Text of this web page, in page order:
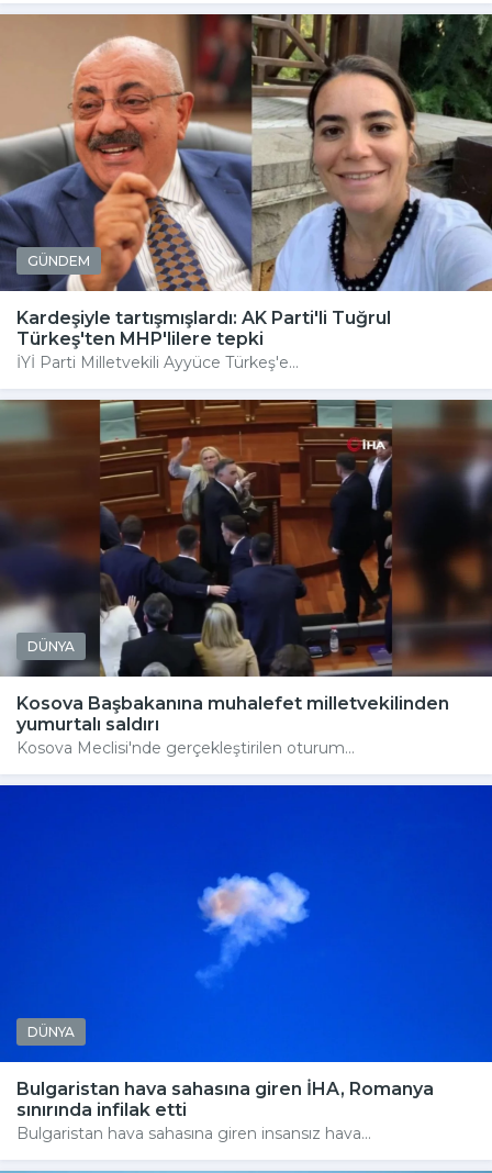
GÜNDEM
Kardeşiyle tartışmışlardı: AK Parti'li Tuğrul
Türkeş'ten MHP'lilere tepki
İYİ Parti Milletvekili Ayyüce Türkeş'e...
DÜNYA
Kosova Başbakanına muhalefet milletvekilinden
yumurtalı saldırı
Kosova Meclisi'nde gerçekleştirilen oturum...
DÜNYA
Bulgaristan hava sahasına giren İHA, Romanya
sınırında infilak etti
Bulgaristan hava sahasına giren insansız hava...